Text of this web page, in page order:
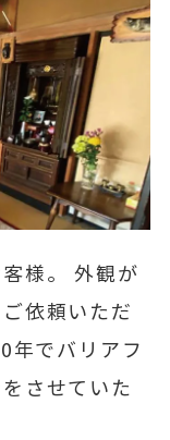
様。 外観が
依頼いただ
年でバリアフ
させていた